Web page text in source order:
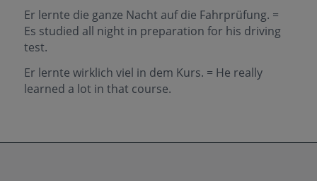
Er lernte die ganze Nacht auf die Fahrprüfung. =
Es studied all night in preparation for his driving
test.
Er lernte wirklich viel in dem Kurs. = He really
learned a lot in that course.